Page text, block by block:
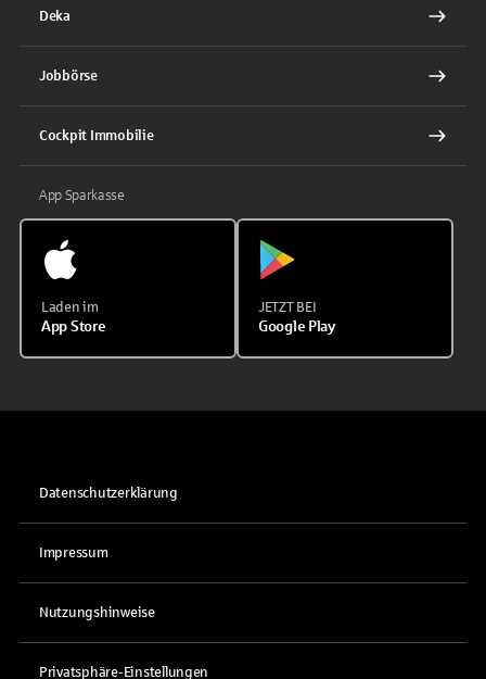
Deka
Jobbörse
Cockpit Immobilie
App Sparkasse
Laden im
App Store
JETZT BEI
Google Play
Datenschutzerklärung
Impressum
Nutzungshinweise
Privatsphäre-Einstellungen